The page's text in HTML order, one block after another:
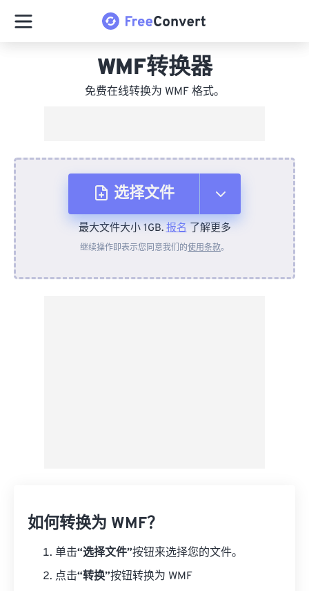
WMF转换器
免费在线转换为 WMF 格式。
选择文件
从设备
最大文件大小 1GB.报名了解更多
继续操作即表示您同意我们的使用条款。
如何转换为 WMF？
单击“选择文件”按钮来选择您的文件。
点击“转换”按钮转换为 WMF